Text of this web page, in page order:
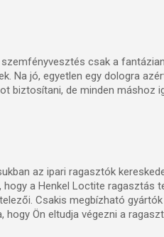
csak a
Na jó, egyetlen egy dologra
biztosítani, de minden máshoz
az ipari ragasztók
a Henkel Loctite ragasztás
Csakis megbízható
Ön eltudja végezni a